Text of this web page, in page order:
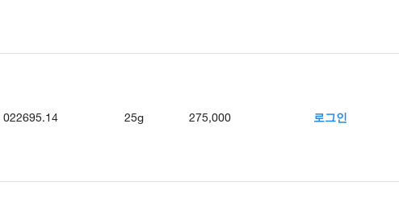
022695.14 25g 275,000 로그인